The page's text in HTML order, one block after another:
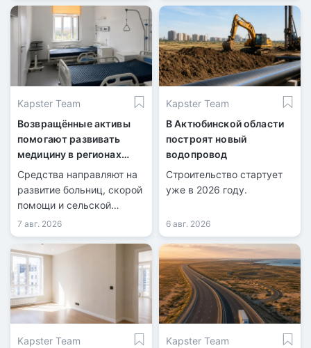
Kapster Team
Возвращённые активы
помогают развивать
медицину в регионах
Казахстана
Средства направляют на
развитие больниц, скорой
помощи и сельской
медицины.
7 авг. 2026
Kapster Team
В Актюбинской области
построят новый
водопровод
Строительство стартует
уже в 2026 году.
6 авг. 2026
Kapster Team
Kapster Team